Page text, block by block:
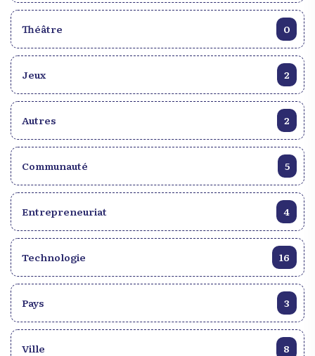
Théâtre 0
Jeux 2
Autres 2
Communauté 5
Entrepreneuriat 4
Technologie 16
Pays 3
Ville 8